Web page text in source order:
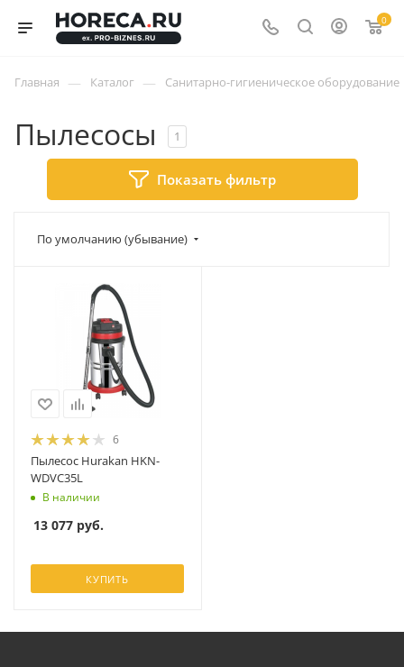
0
Главная — Каталог — Санитарно-гигиеническое оборудование
Пылесосы 1
Показать фильтр
По умолчанию (убывание)
6
Пылесос Hurakan HKN-
WDVC35L
В наличии
13 077 руб.
КУПИТЬ